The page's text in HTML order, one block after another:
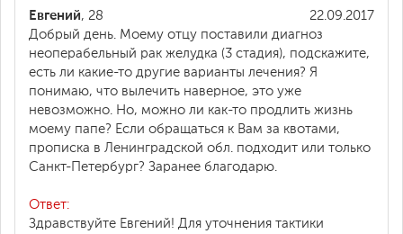
22.09.2017
Евгений, 28
Добрый день. Моему отцу поставили диагноз
неоперабельный рак желудка (3 стадия), подскажите,
есть ли какие-то другие варианты лечения? Я
понимаю, что вылечить наверное, это уже
невозможно. Но, можно ли как-то продлить жизнь
моему папе? Если обращаться к Вам за квотами,
прописка в Ленинградской обл. подходит или только
Санкт-Петербург? Заранее благодарю.
Ответ:
Здравствуйте Евгений! Для уточнения тактики